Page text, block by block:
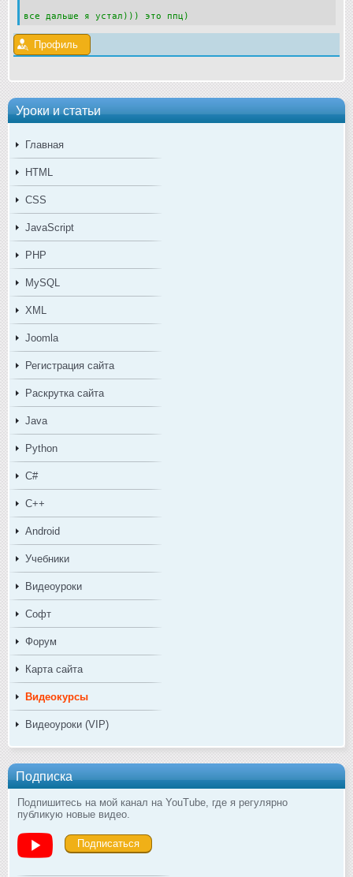
Уроки и статьи
Главная
HTML
CSS
JavaScript
PHP
MySQL
XML
Joomla
Регистрация сайта
Раскрутка сайта
Java
Python
C#
C++
Android
Учебники
Видеоуроки
Софт
Форум
Карта сайта
Видеокурсы
Видеоуроки (VIP)
Подписка
Подпишитесь на мой канал на YouTube, где я регулярно
публикую новые видео.
Подписаться
все дальше я устал))) это ппц)
Профиль